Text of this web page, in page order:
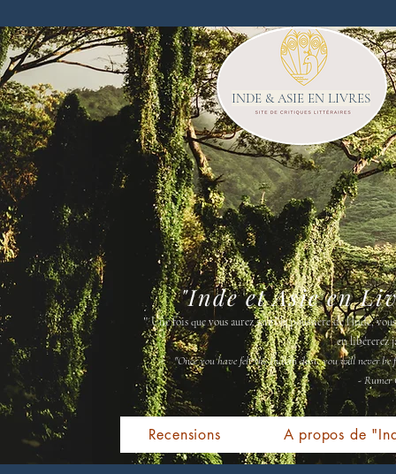
INDE & ASIE EN LIVRES
"Une fois que vous aurez senti la poussière de l'Inde,
en libérerez
"Once you have felt the Indian dust, you will never be
- Rumer
"Inde et Asie en
Recensions A propos de